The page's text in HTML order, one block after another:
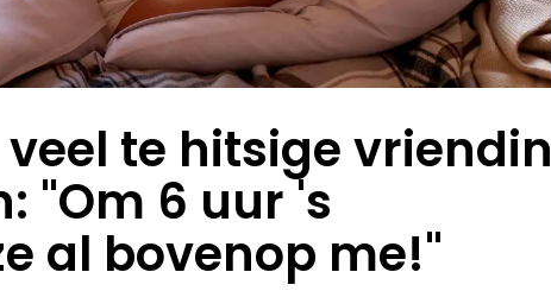
te hitsige vriendin
"Om 6 uur 's
al bovenop me!"